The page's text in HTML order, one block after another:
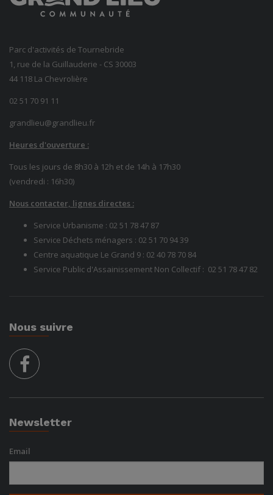
Parc d'activités de Tournebride
1, rue de la Guillauderie - CS 30003
44 118 La Chevrolière
02 51 70 91 11
grandlieu@grandlieu.fr
Heures d'ouverture :
Tous les jours de 8h30 à 12h et de 14h à 17h30
(vendredi : 16h30)
Nous contacter, lignes directes :
Service Urbanisme : 02 51 78 47 87
Service Déchets ménagers : 02 51 70 94 39
Centre aquatique Le Grand 9 : 02 40 78 70 84
Service Public d'Assainissement Non Collectif : 02 51 7847 82
Nous suivre
Newsletter
Email